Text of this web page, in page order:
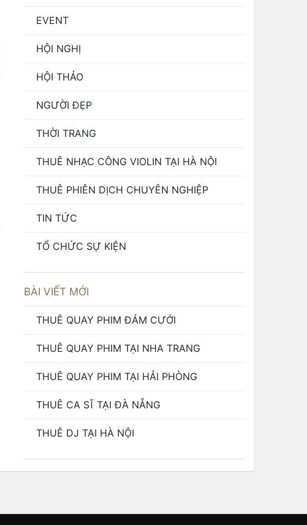
EVENT
HỘI NGHỊ
HỘI THẢO
NGƯỜI ĐẸP
THỜI TRANG
THUÊ NHẠC CÔNG VIOLIN TẠI HÀ NỘI
THUÊ PHIÊN DỊCH CHUYÊN NGHIỆP
TIN TỨC
TỔ CHỨC SỰ KIỆN
BÀI VIẾT MỚI
THUÊ QUAY PHIM ĐÁM CƯỚI
THUÊ QUAY PHIM TẠI NHA TRANG
THUÊ QUAY PHIM TẠI HẢI PHÒNG
THUÊ CA SĨ TẠI ĐÀ NẴNG
THUÊ DJ TẠI HÀ NỘI